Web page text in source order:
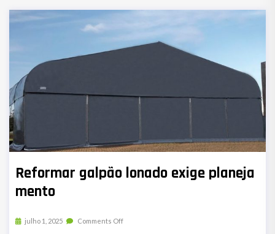
Reformar galpão lonado exige planeja
mento
julho 1, 2025 Comments Off